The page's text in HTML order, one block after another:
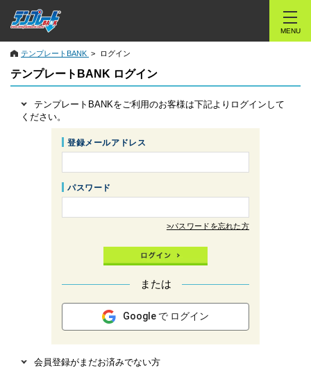
MENU
テンプレートBANK ログイン
テンプレートBANK ログイン
テンプレートBANKをご利用のお客様は下記よりログインして
ください。
登録メールアドレス
パスワード
>パスワードを忘れた方
または
Google で ログイン
会員登録がまだお済みでない方